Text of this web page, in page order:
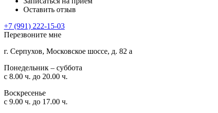
Оставить отзыв
+7 (991) 222-15-03
Перезвоните мне
г. Серпухов, Московское шоссе, д. 82 а
Понедельник – суббота
с 8.00 ч. до 20.00 ч.
Воскресенье
с 9.00 ч. до 17.00 ч.